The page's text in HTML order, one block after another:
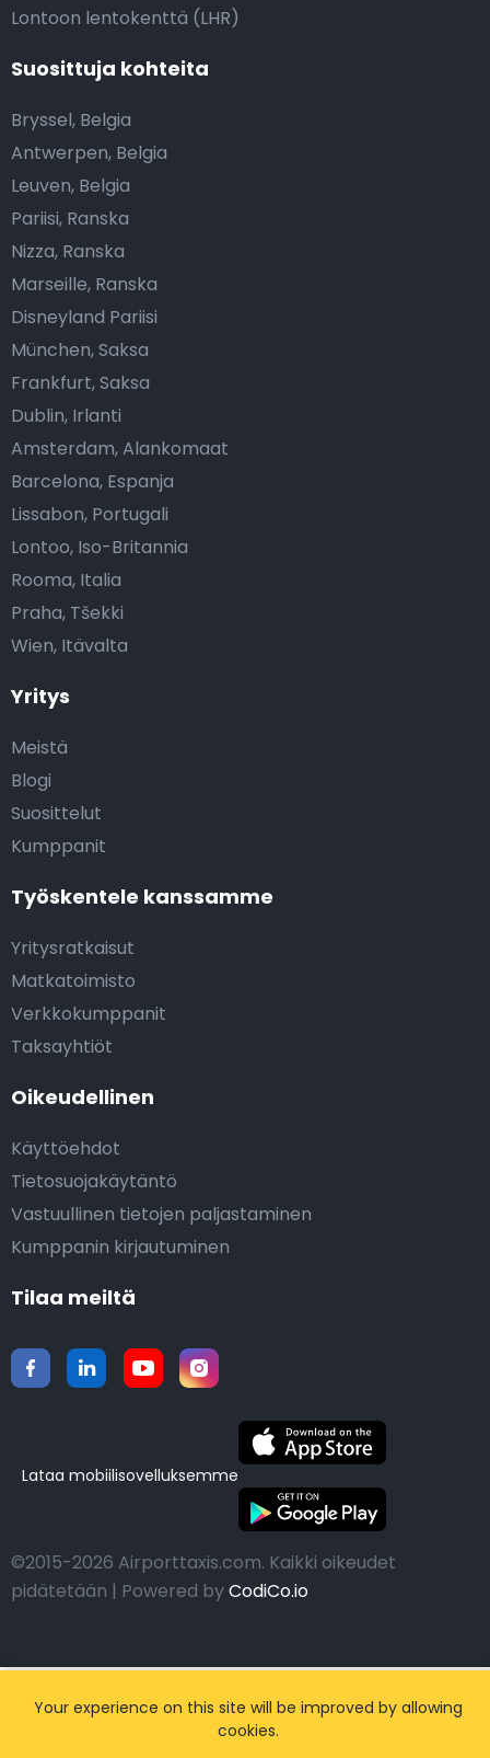
Yritys
Meistä
Blogi
Suosittelut
Kumppanit
Työskentele kanssamme
Yritysratkaisut
Matkatoimisto
Verkkokumppanit
Taksayhtiöt
Oikeudellinen
Käyttöehdot
Tietosuojakäytäntö
Vastuullinen tietojen paljastaminen
Kumppanin kirjautuminen
Lontoon lentokenttä (LHR)
Suosittuja kohteita
Bryssel, Belgia
Antwerpen, Belgia
Leuven, Belgia
Pariisi, Ranska
Nizza, Ranska
Marseille, Ranska
Disneyland Pariisi
München, Saksa
Frankfurt, Saksa
Dublin, Irlanti
Amsterdam, Alankomaat
Barcelona, Espanja
Lissabon, Portugali
Lontoo, Iso-Britannia
Rooma, Italia
Praha, Tšekki
Wien, Itävalta
Tilaa meiltä
Lataa mobiilisovelluksemme
©2015-2026 Airporttaxis.com. Kaikki oikeudet
pidätetään | Powered byCodiCo.io
Your experience on this site will be improved by allowing
cookies.